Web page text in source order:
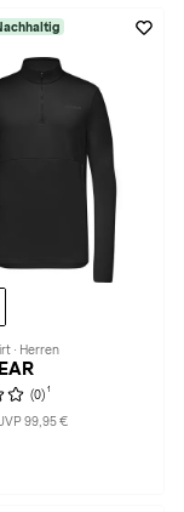
· Herren
(0) 1
99,95 €